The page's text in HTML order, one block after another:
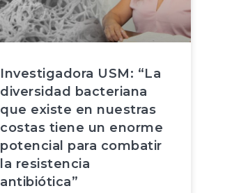
Investigadora USM: “La
diversidad bacteriana
que existe en nuestras
costas tiene un enorme
potencial para combatir
la resistencia
antibiótica”